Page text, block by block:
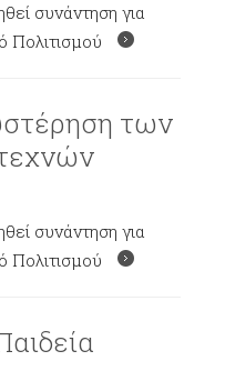
συνάντηση για
Πολιτισμού
των
συνάντηση για
Πολιτισμού